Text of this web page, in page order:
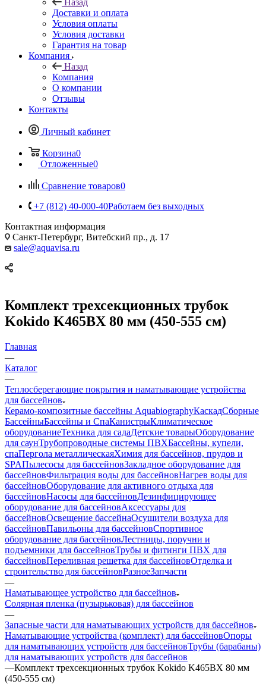
Назад
Доставки и оплата
Условия оплаты
Условия доставки
Гарантия на товар
Компания
Назад
Компания
О компании
Отзывы
Контакты
Личный кабинет
Корзина0
Отложенные0
Сравнение товаров0
+7 (812) 40-000-40Работаем без выходных
Контактная информация
Санкт-Петербург, Витебский пр., д. 17
sale@aquavisa.ru
Комплект трехсекционных трубок
Kokido K465BX 80 мм (450-555 см)
Главная
—
Каталог
—
Теплосберегающие покрытия и наматывающие устройства
для бассейнов
Керамо-композитные бассейны AquabiographyКаскадСборные
БассейныБассейны и СпаКанистрыКлиматическое
оборудованиеТехника для садаДетские товарыОборудование
для саунТрубопроводные системы ПВХБассейны, купели,
спаПергола металлическаяХимия для бассейнов, прудов и
SPAПылесосы для бассейновЗакладное оборудование для
бассейновФильтрация воды для бассейновНагрев воды для
бассейновОборудование для активного отдыха для
бассейновНасосы для бассейновДезинфицирующее
оборудование для бассейновАксессуары для
бассейновОсвещение бассейнаОсушители воздуха для
бассейновПавильоны для бассейновСпортивное
оборудование для бассейновЛестницы, поручни и
подъемники для бассейновТрубы и фитинги ПВХ для
бассейновПереливная решетка для бассейновОтделка и
строительство для бассейновРазноеЗапчасти
—
Наматывающее устройство для бассейнов
Солярная пленка (пузырьковая) для бассейнов
—
Запасные части для наматывающих устройств для бассейнов
Наматывающие устройства (комплект) для бассейновОпоры
для наматывающих устройств для бассейновТрубы (барабаны)
для наматывающих устройств для бассейнов
—Комплект трехсекционных трубок Kokido K465BX 80 мм
(450-555 см)